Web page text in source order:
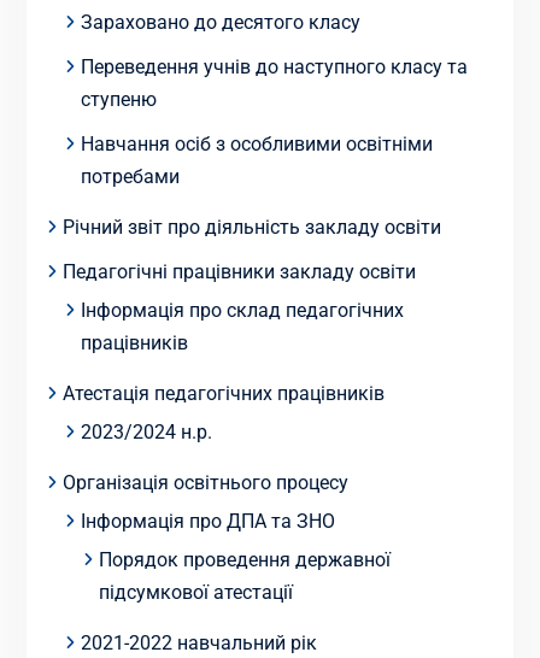
Зараховано до десятого класу
Переведення учнів до наступного класу та
ступеню
Навчання осіб з особливими освітніми
потребами
Річний звіт про діяльність закладу освіти
Педагогічні працівники закладу освіти
Інформація про склад педагогічних
працівників
Атестація педагогічних працівників
2023/2024 н.р.
Організація освітнього процесу
Інформація про ДПА та ЗНО
Порядок проведення державної
підсумкової атестації
2021-2022 навчальний рік